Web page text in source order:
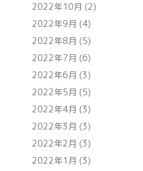
2022年10月 (2)
2022年9月 (4)
2022年8月 (5)
2022年7月 (6)
2022年6月 (3)
2022年5月 (5)
2022年4月 (3)
2022年3月 (3)
2022年2月 (3)
2022年1月 (3)